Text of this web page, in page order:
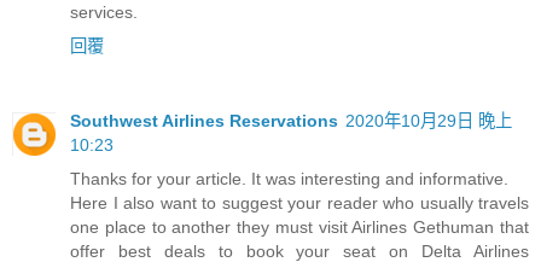
services.
回覆
Southwest Airlines Reservations 2020年10月29日 晚上
10:23
Thanks for your article. It was interesting and informative.
Here I also want to suggest your reader who usually travels
one place to another they must visit Airlines Gethuman that
offer best deals to book your seat on Delta Airlines